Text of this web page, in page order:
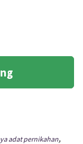
adat pernikahan,